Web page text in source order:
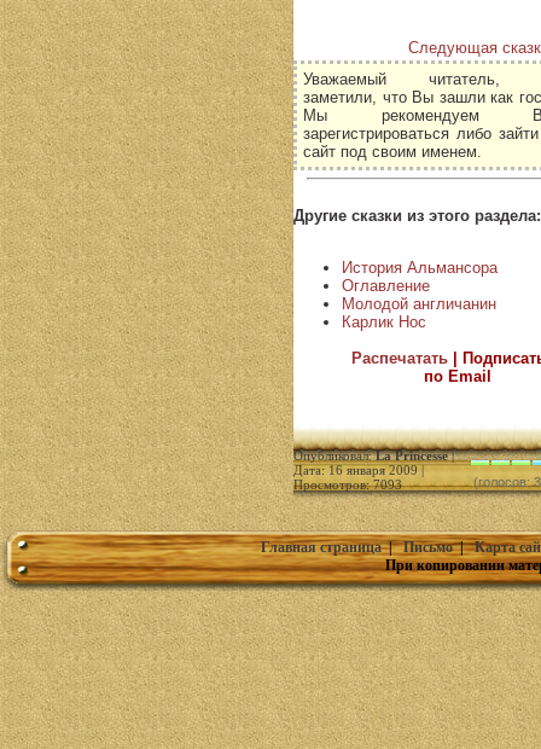
Следующая
Уважаемый читатель,
заметили, что Вы зашли как
Мы рекомендуем
зарегистрироваться либо
сайт под своим именем.
Другие сказки из этого раздела:
История Альмансора
Оглавление
Молодой англичанин
Карлик Нос
Распечатать|
по Email
Опубликовал:La Princesse|
Дата: 16 января 2009 |
Просмотров: 7093
(голосов:
Главная страница|Письмо|Карта
При копировании